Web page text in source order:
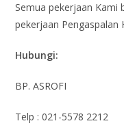
Semua pekerjaan Kami
pekerjaan Pengaspalan
Hubungi:
BP. ASROFI
Telp : 021-5578 2212